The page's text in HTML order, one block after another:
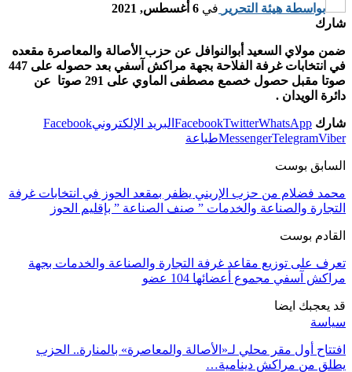
بواسطة هيئة التحرير في 6 أغسطس, 2021
شارك
ضمن مولاي السعيد أبوالنوافل عن حزب الأصالة والمعاصرة مقعده
في انتخابات غرفة الفلاحة بجهة مراكش آسفي بعد حصوله على 447
صوتا مقبل حصول خصمع مصطفى الماوي على 291 صوتا عن
دائرة الويدان .
شارك FacebookTwitterWhatsApp البريد الإلكترونيFacebook
MessengerTelegramViber طباعة
السابق بوست
محمد فضلام من حزب الإريني يظفر بمقعد الحوز في انتخابات غرفة
التجارة والصناعة والخدمات ” صنف الصناعة ” بإقليم الحوز
القادم بوست
تعرف على توزيع مقاعد غرفة التجارة والصناعة والخدمات بجهة
مراكش آسفي مجموع أعضائها 104 عضو
قد يعجبك ايضا
سياسة
افتتاح أول مقر محلي لـ«الأصالة والمعاصرة» بالمنارة.. الحزب
يطلق من مراكش دينامية…